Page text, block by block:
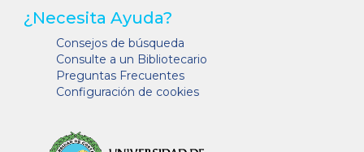
¿Necesita Ayuda?
Consejos de búsqueda
Consulte a un Bibliotecario
Preguntas Frecuentes
Configuración de cookies